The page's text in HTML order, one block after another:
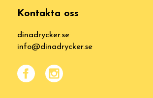
Kontakta oss
dinadrycker.se
info@dinadrycker.se